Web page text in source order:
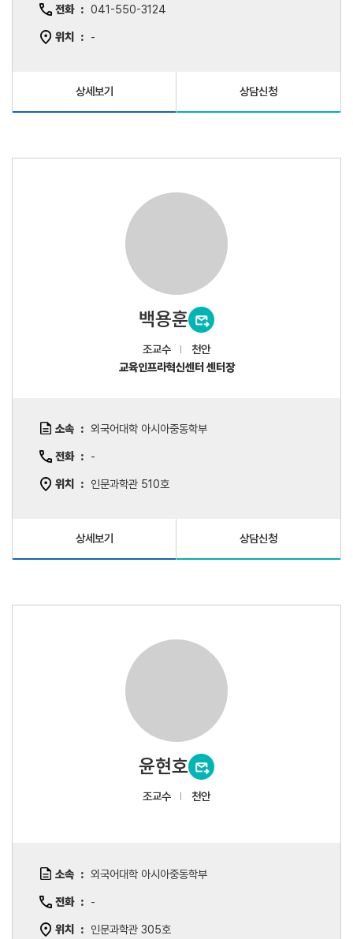
전화 041-550-3124
위치 -
상세보기 상담신청
백용훈
조교수
천안
교육인프라혁신센터 센터장
소속 외국어대학 아시아중동학부
전화 -
위치 인문과학관 510호
상세보기 상담신청
윤현호
조교수 천안
소속 외국어대학 아시아중동학부
전화 -
위치 인문과학관 305호